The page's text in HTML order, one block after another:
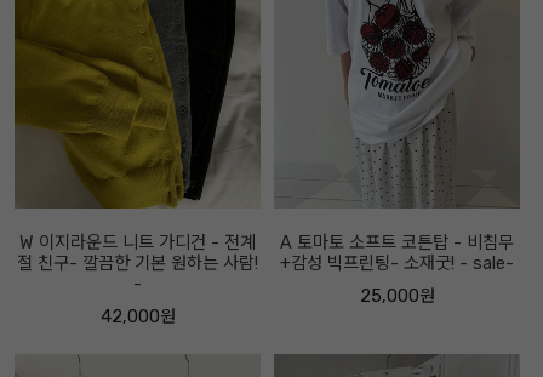
W 이지라운드 니트 가디건 - 전계
절 친구- 깔끔한 기본 원하는 사람!
-
42,000원
A 토마토 소프트 코튼탑 - 비침무
+감성 빅프린팅- 소재굿! - sale-
25,000원